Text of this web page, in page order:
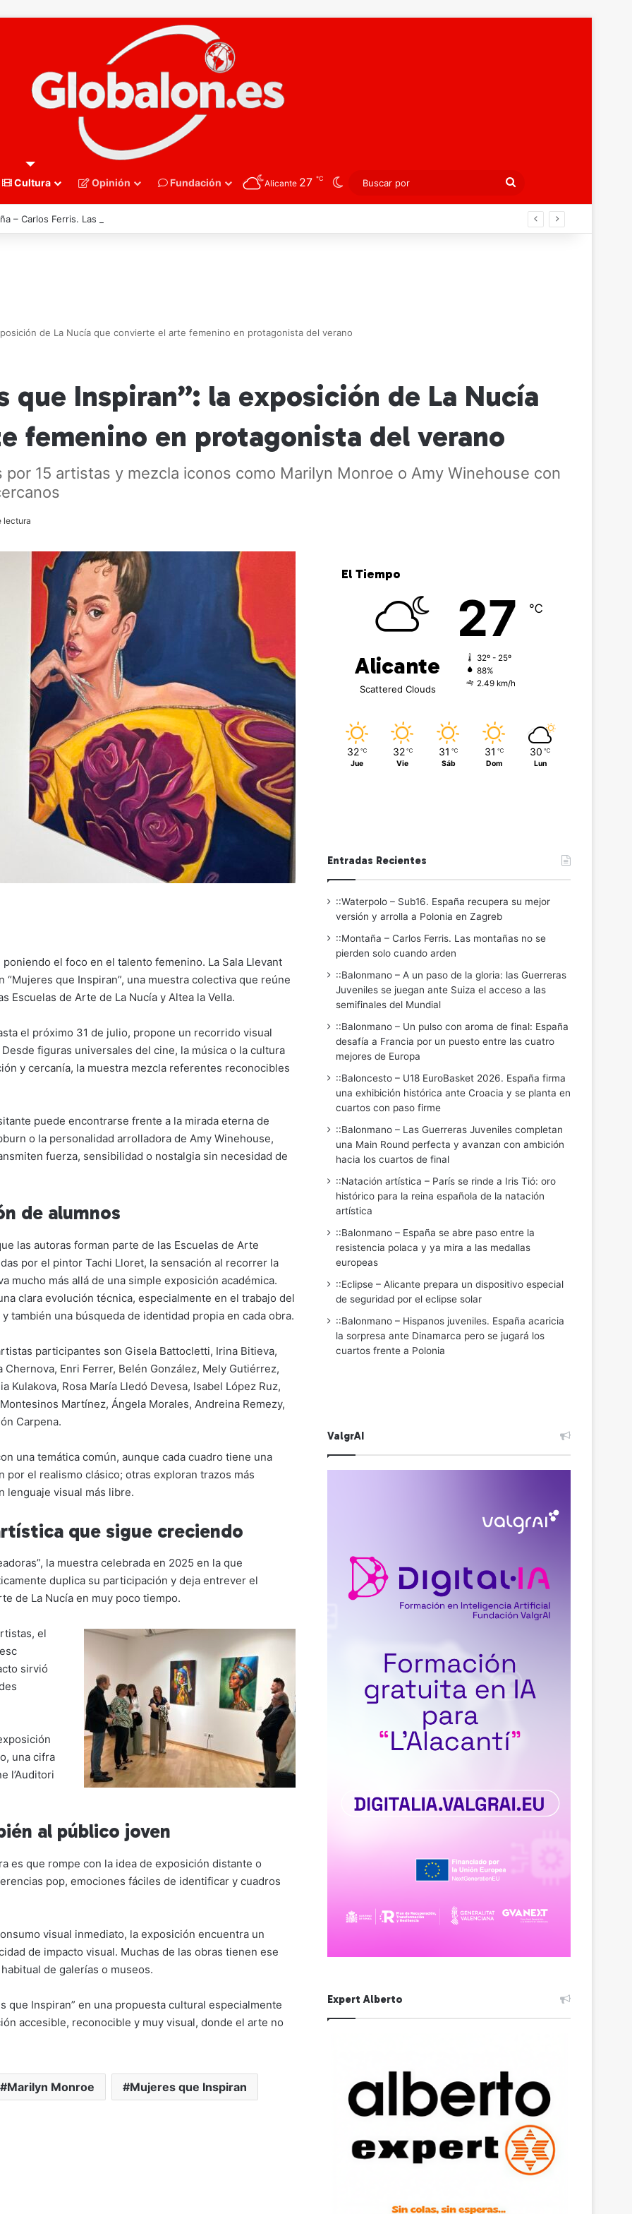
Cultura Opinión Fundación Alicante 27 ℃ Switch skin
por
– Carlos Ferris. Las montañas no se pierden solo cuando arden
de La Nucía que convierte el arte femenino en protagonista del verano
que Inspiran”: la exposición de La Nucía
femenino en protagonista del verano
15 artistas y mezcla iconos como Marilyn Monroe o Amy Winehouse con
lectura
el foco en el talento femenino. La Sala Llevant
“Mujeres que Inspiran”, una muestra colectiva que reúne
Escuelas de Arte de La Nucía y Altea la Vella.
el próximo 31 de julio, propone un recorrido visual
figuras universales del cine, la música o la cultura
y cercanía, la muestra mezcla referentes reconocibles
puede encontrarse frente a la mirada eterna de
o la personalidad arrolladora de Amy Winehouse,
fuerza, sensibilidad o nostalgia sin necesidad de
de alumnos
las autoras forman parte de las Escuelas de Arte
por el pintor Tachi Lloret, la sensación al recorrer la
mucho más allá de una simple exposición académica.
clara evolución técnica, especialmente en el trabajo del
y también una búsqueda de identidad propia en cada obra.
participantes son Gisela Battocletti, Irina Bitieva,
Chernova, Enri Ferrer, Belén González, Mely Gutiérrez,
Kulakova, Rosa María Lledó Devesa, Isabel López Ruz,
Martínez, Ángela Morales, Andreina Remezy,
Carpena.
una temática común, aunque cada cuadro tiene una
por el realismo clásico; otras exploran trazos más
lenguaje visual más libre.
que sigue creciendo
la muestra celebrada en 2025 en la que
duplica su participación y deja entrever el
de La Nucía en muy poco tiempo.
el
sirvió
una cifra
l’Auditori
al público joven
es que rompe con la idea de exposición distante o
pop, emociones fáciles de identificar y cuadros
visual inmediato, la exposición encuentra un
de impacto visual. Muchas de las obras tienen ese
de galerías o museos.
que Inspiran” en una propuesta cultural especialmente
accesible, reconocible y muy visual, donde el arte no
Marilyn Monroe Mujeres que Inspiran
El Tiempo
Alicante
Scattered Clouds
27 ℃
32º - 25º
88%
2.49 km/h
32 ℃
Jue
32 ℃
Vie
31 ℃
Sáb
31 ℃
Dom
30 ℃
Lun
Entradas Recientes
::Waterpolo – Sub16. España recupera su mejor
versión y arrolla a Polonia en Zagreb
::Montaña – Carlos Ferris. Las montañas no se
pierden solo cuando arden
::Balonmano – A un paso de la gloria: las Guerreras
Juveniles se juegan ante Suiza el acceso a las
semifinales del Mundial
::Balonmano – Un pulso con aroma de final: España
desafía a Francia por un puesto entre las cuatro
mejores de Europa
::Baloncesto – U18 EuroBasket 2026. España firma
una exhibición histórica ante Croacia y se planta en
cuartos con paso firme
::Balonmano – Las Guerreras Juveniles completan
una Main Round perfecta y avanzan con ambición
hacia los cuartos de final
::Natación artística – París se rinde a Iris Tió: oro
histórico para la reina española de la natación
artística
::Balonmano – España se abre paso entre la
resistencia polaca y ya mira a las medallas
europeas
::Eclipse – Alicante prepara un dispositivo especial
de seguridad por el eclipse solar
::Balonmano – Hispanos juveniles. España acaricia
la sorpresa ante Dinamarca pero se jugará los
cuartos frente a Polonia
ValgrAI
Expert Alberto